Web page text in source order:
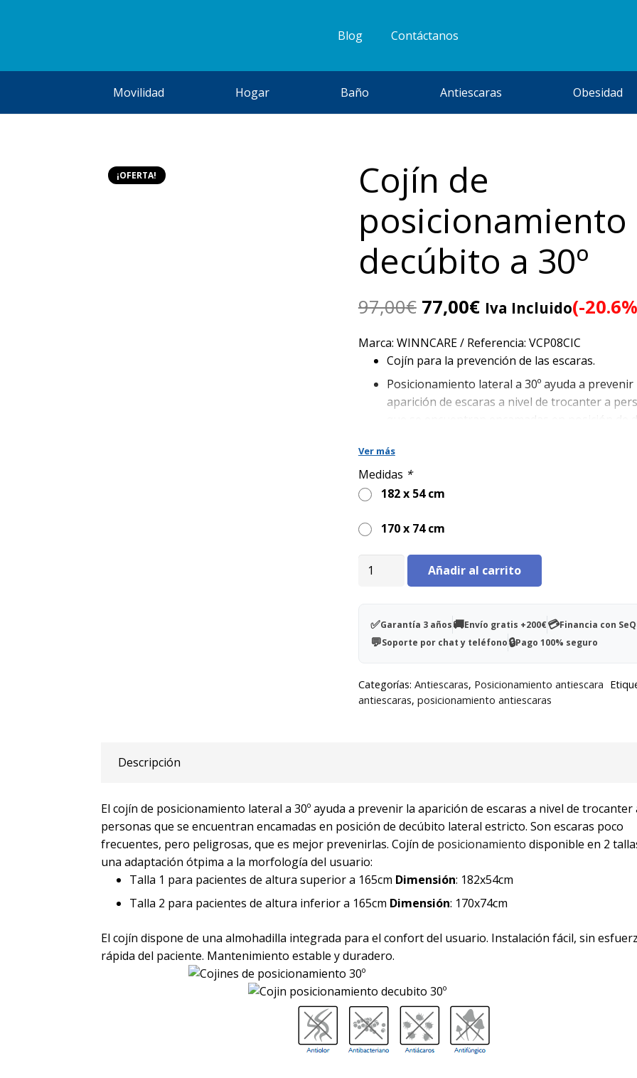
Blog Contáctanos
Movilidad Hogar Baño Antiescaras Obesidad
¡OFERTA!
Cojín de
posicionamiento
decúbito a 30º
97,00€ El
precio
original
era:
97,00€.
77,00€El
actual
es:
77,00€.
Iva Incluido(-
Marca: WINNCARE / Referencia: VCP08CIC
Cojín para la prevención de las escaras.
Posicionamiento lateral a 30º ayuda a prevenir
aparición de escaras a nivel de trocanter a
que se encuentran encamadas en posición de
Funda CIC Antibacteriana AG+
Ver más
Medidas *
182 x 54 cm
170 x 74 cm
Cojín
Añadir al carrito
✅Garantía 3 años🚚Envío gratis +200€💳Financia con
💬Soporte por chat y teléfono🔒Pago 100% seguro
Categorías: Antiescaras, Posicionamiento antiescara
antiescaras, posicionamiento antiescaras
Descripción
El cojín de posicionamiento lateral a 30º ayuda a prevenir la aparición de escaras a nivel de trocanter
personas que se encuentran encamadas en posición de decúbito lateral estricto. Son escaras poco
frecuentes, pero peligrosas, que es mejor prevenirlas. Cojín de posicionamiento disponible en 2
una adaptación ótpima a la morfología del usuario:
Talla 1 para pacientes de altura superior a 165cm Dimensión: 182x54cm
Talla 2 para pacientes de altura inferior a 165cm Dimensión: 170x74cm
El cojín dispone de una almohadilla integrada para el confort del usuario. Instalación fácil, sin
rápida del paciente. Mantenimiento estable y duradero.